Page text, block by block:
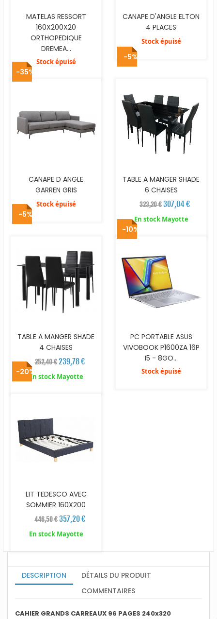
MATELAS RESSORT
160X200X20
ORTHOPEDIQUE
DREMEA...
Stock épuisé
CANAPE D'ANGLE ELTON
4 PLACES
Stock épuisé
-35%
CANAPE D ANGLE
GARREN GRIS
Stock épuisé
-5%
TABLE A MANGER SHADE
6 CHAISES
323,20 €307,04 €
En stock Mayotte
-5%
TABLE A MANGER SHADE
4 CHAISES
252,40 € 239,78 €
En stock Mayotte
-10%
PC PORTABLE ASUS
VIVOBOOK P1600ZA 16P
I5 - 8GO...
Stock épuisé
-20%
LIT TEDESCO AVEC
SOMMIER 160X200
446,50 € 357,20 €
En stock Mayotte
DESCRIPTION
DÉTAILS DU PRODUIT
COMMENTAIRES
CAHIER GRANDS CARREAUX 96 PAGES 240x320